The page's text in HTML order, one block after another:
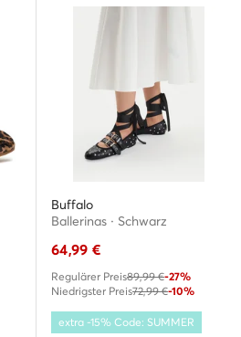
Buffalo
Ballerinas · Schwarz
64,99 €
Regulärer Preis89,99 €-27%
Niedrigster Preis72,99 €-10%
extra -15% Code: SUMMER